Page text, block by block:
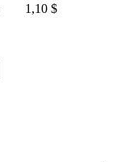
1,10 $